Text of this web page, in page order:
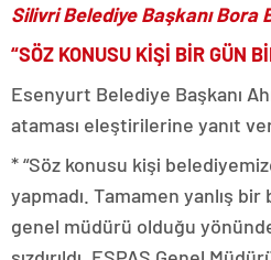
Silivri Belediye Başkanı Bora
“SÖZ KONUSU KİŞİ BİR GÜN
Esenyurt Belediye Başkanı
ataması eleştirilerine yanıt
* “Söz konusu kişi
yapmadı. Tamamen yanlış
genel müdürü olduğu